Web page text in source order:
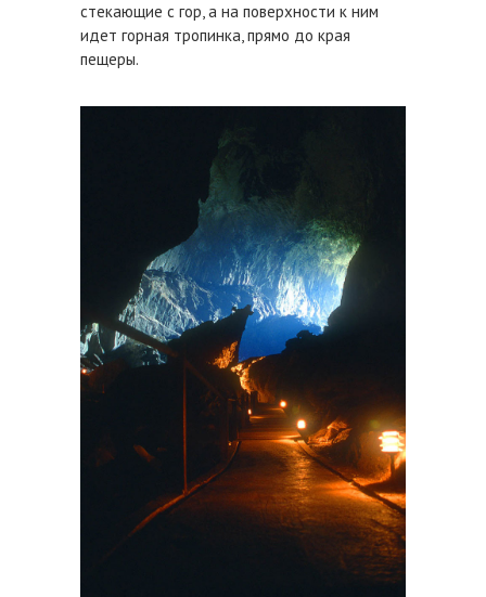
стекающие с гор, а на поверхности к ним
идет горная тропинка, прямо до края
пещеры.